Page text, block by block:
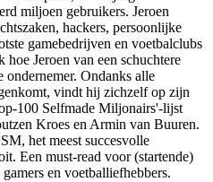
miljoen gebruikers. Jeroen
hackers, persoonlijke
gamebedrijven en voetbalclubs
Jeroen van een schuchtere
ondernemer. Ondanks alle
vindt hij zichzelf op zijn
100 Selfmade Miljonairs'-lijst
Kroes en Armin van Buuren.
het meest succesvolle
Een must-read voor (startende)
en voetballiefhebbers.